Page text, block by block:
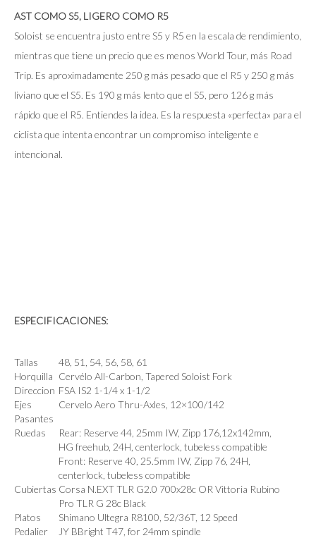
AST COMO S5, LIGERO COMO R5
Soloist se encuentra justo entre S5 y R5 en la escala de rendimiento,
mientras que tiene un precio que es menos World Tour, más Road
Trip. Es aproximadamente 250 g más pesado que el R5 y 250 g más
liviano que el S5. Es 190 g más lento que el S5, pero 126 g más
rápido que el R5. Entiendes la idea. Es la respuesta «perfecta» para el
ciclista que intenta encontrar un compromiso inteligente e
intencional.
ESPECIFICACIONES:
Tallas
48, 51, 54, 56, 58, 61
Horquilla Cervélo All-Carbon, Tapered Soloist Fork
Direccion FSA IS2 1-1/4 x 1-1/2
Ejes
Pasantes
Cervelo Aero Thru-Axles, 12×100/142
Ruedas
Rear: Reserve 44, 25mm IW, Zipp 176,12x142mm,
HG freehub, 24H, centerlock, tubeless compatible
Front: Reserve 40, 25.5mm IW, Zipp 76, 24H,
centerlock, tubeless compatible
Cubiertas Corsa N.EXT TLR G2.0 700x28c OR Vittoria Rubino
Pro TLR G 28c Black
Platos
Shimano Ultegra R8100, 52/36T, 12 Speed
Pedalier
JY BBright T47, for 24mm spindle